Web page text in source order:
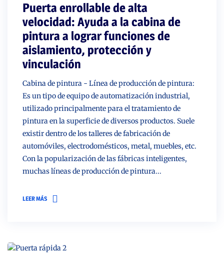
Puerta enrollable de alta
velocidad: Ayuda a la cabina de
pintura a lograr funciones de
aislamiento, protección y
vinculación
Cabina de pintura - Línea de producción de pintura:
Es un tipo de equipo de automatización industrial,
utilizado principalmente para el tratamiento de
pintura en la superficie de diversos productos. Suele
existir dentro de los talleres de fabricación de
automóviles, electrodomésticos, metal, muebles, etc.
Con la popularización de las fábricas inteligentes,
muchas líneas de producción de pintura...
LEER MÁS